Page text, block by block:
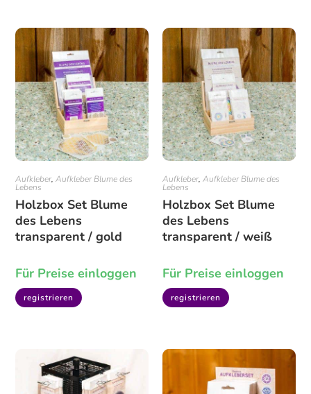
Aufkleber,Aufkleber Blume des
Lebens
Holzbox Set Blume
des Lebens
transparent / gold
Für Preise einloggen
registrieren
Aufkleber, Aufkleber Blume des
Lebens
Holzbox Set Blume
des Lebens
transparent / weiß
Für Preise einloggen
registrieren